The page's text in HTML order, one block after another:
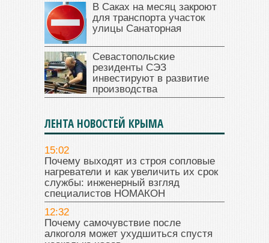
В Саках на месяц закроют
для транспорта участок
улицы Санаторная
Севастопольские
резиденты СЭЗ
инвестируют в развитие
производства
ЛЕНТА НОВОСТЕЙ КРЫМА
15:02
Почему выходят из строя сопловые
нагреватели и как увеличить их срок
службы: инженерный взгляд
специалистов НОМАКОН
12:32
Почему самочувствие после
алкоголя может ухудшиться спустя